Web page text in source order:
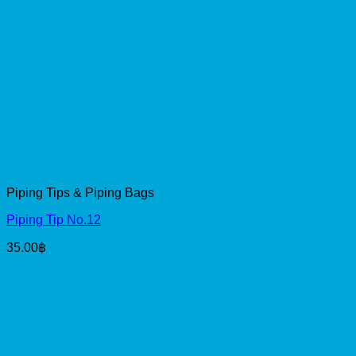
Piping Tips & Piping Bags
Piping Tip No.12
35.00฿